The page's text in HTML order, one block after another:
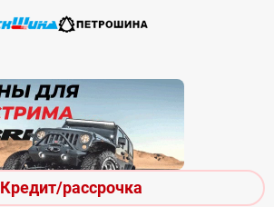
Кредит/рассрочка